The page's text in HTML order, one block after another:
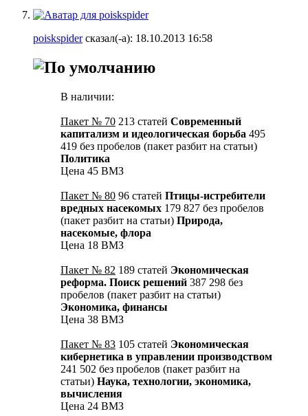
poiskspiderсказал(-а): 18.10.2013 16:58
В наличии:
Пакет № 70 213 статей Современный
капитализм и идеологическая борьба 495
419 без пробелов (пакет разбит на статьи)
Политика
Цена 45 ВМЗ
Пакет № 80 96 статей Птицы-истребители
вредных насекомых 179 827 без пробелов
(пакет разбит на статьи) Природа,
насекомые, флора
Цена 18 ВМЗ
Пакет № 82 189 статей Экономическая
реформа. Поиск решений 387 298 без
пробелов (пакет разбит на статьи)
Экономика, финансы
Цена 38 ВМЗ
Пакет № 83 105 статей Экономическая
кибернетика в управлении производством
241 502 без пробелов (пакет разбит на
статьи) Наука, технологии, экономика,
вычисления
Цена 24 ВМЗ